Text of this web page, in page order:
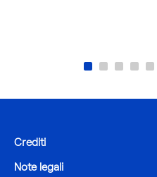
Crediti
Note legali